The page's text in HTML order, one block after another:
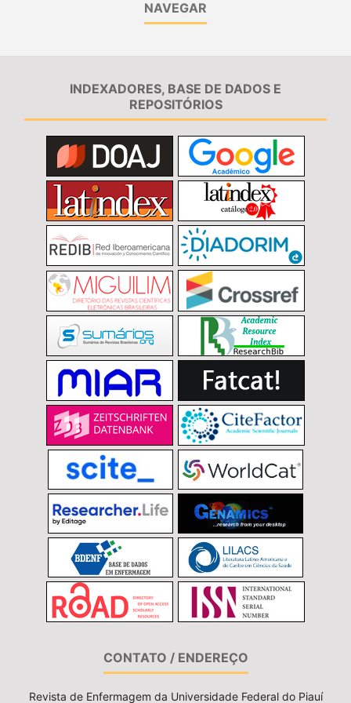
NAVEGAR
INDEXADORES, BASE DE DADOS E
REPOSITÓRIOS
CONTATO / ENDEREÇO
Revista de Enfermagem da Universidade Federal do Piauí